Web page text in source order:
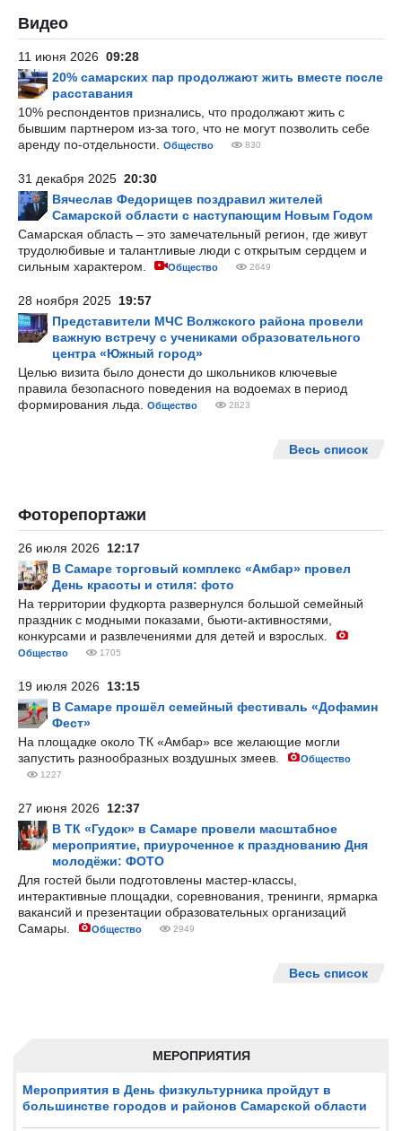
МЕРОПРИЯТИЯ
Мероприятия в День физкультурника пройдут в
большинстве городов и районов Самарской области
Видео
11 июня 2026 09:28
20% самарских пар продолжают жить вместе после
расставания
10% респондентов признались, что продолжают жить с
бывшим партнером из-за того, что не могут позволить себе
аренду по-отдельности.
Общество 830
31 декабря 2025 20:30
Вячеслав Федорищев поздравил жителей
Самарской области с наступающим Новым Годом
Самарская область – это замечательный регион, где живут
трудолюбивые и талантливые люди с открытым сердцем и
сильным характером.
Общество 2649
28 ноября 2025 19:57
Представители МЧС Волжского района провели
важную встречу с учениками образовательного
центра «Южный город»
Целью визита было донести до школьников ключевые
правила безопасного поведения на водоемах в период
формирования льда.
Общество 2823
Весь список
Фоторепортажи
26 июля 2026 12:17
В Самаре торговый комплекс «Амбар» провел
День красоты и стиля: фото
На территории фудкорта развернулся большой семейный
праздник с модными показами, бьюти-активностями,
конкурсами и развлечениями для детей и взрослых.
Общество 1705
19 июля 2026 13:15
В Самаре прошёл семейный фестиваль «Дофамин
Фест»
На площадке около ТК «Амбар» все желающие могли
запустить разнообразных воздушных змеев.
Общество
1227
27 июня 2026 12:37
В ТК «Гудок» в Самаре провели масштабное
мероприятие, приуроченное к празднованию Дня
молодёжи: ФОТО
Для гостей были подготовлены мастер-классы,
интерактивные площадки, соревнования, тренинги, ярмарка
вакансий и презентации образовательных организаций
Самары.
Общество 2949
Весь список